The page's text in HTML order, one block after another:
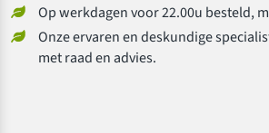
Op werkdagen voor 22.00u besteld,
Onze ervaren en deskundige
met raad en advies.